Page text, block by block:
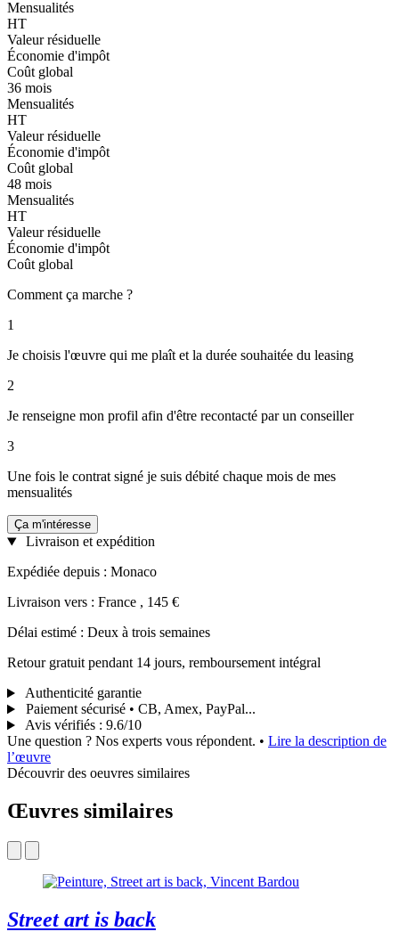
Mensualités
HT
Valeur résiduelle
Économie d'impôt
Coût global
36 mois
Mensualités
HT
Valeur résiduelle
Économie d'impôt
Coût global
48 mois
Mensualités
HT
Valeur résiduelle
Économie d'impôt
Coût global
Comment ça marche ?
1
Je choisis l'œuvre qui me plaît et la durée souhaitée du leasing
2
Je renseigne mon profil afin d'être recontacté par un conseiller
3
Une fois le contrat signé je suis débité chaque mois de mes
mensualités
Ça m'intéresse
Livraison et expédition
Expédiée depuis : Monaco
Livraison vers : France , 145 €
Délai estimé : Deux à trois semaines
Retour gratuit pendant 14 jours, remboursement intégral
Authenticité garantie
Paiement sécurisé • CB, Amex, PayPal...
Avis vérifiés : 9.6/10
Une question ? Nos experts vous répondent. • Lire la description de
l’œuvre
Découvrir des oeuvres similaires
Œuvres similaires
Street art is back